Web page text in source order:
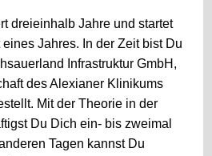
dreieinhalb Jahre und startet
Jahres. In der Zeit bist Du
Infrastruktur GmbH,
des Alexianer Klinikums
Mit der Theorie in der
Du Dich ein- bis zweimal
Tagen kannst Du